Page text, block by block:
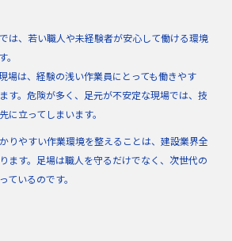
は、若い職人や未経験者が安心して働ける環境
場は、経験の浅い作業員にとっても働きやす
す。危険が多く、足元が不安定な現場では、技
に立ってしまいます。
りやすい作業環境を整えることは、建設業界全
ます。足場は職人を守るだけでなく、次世代の
ているのです。